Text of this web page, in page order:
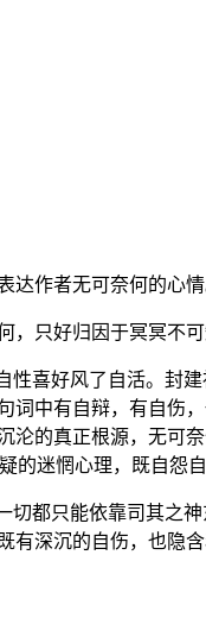
达作者无可奈何的心情
，只好归因于冥冥不可
喜好风了自活。封
中有自辩，有自
的真正根源，无可
的迷惘心理，既自怨
都只能依靠司其
有深沉的自伤，也